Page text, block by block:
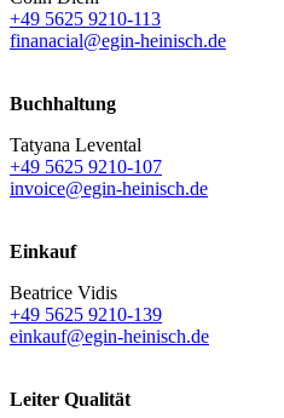
+49 5625 9210-113
finanacial@egin-heinisch.de
Buchhaltung
Tatyana Levental
+49 5625 9210-107
invoice@egin-heinisch.de
Einkauf
Beatrice Vidis
+49 5625 9210-139
einkauf@egin-heinisch.de
Leiter Qualität